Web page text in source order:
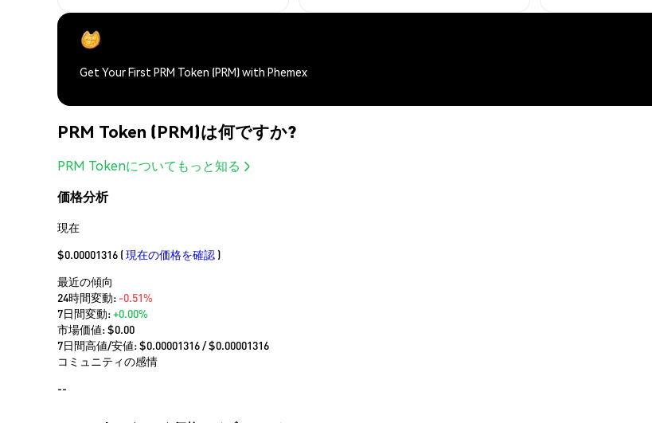
Get Your First PRM Token (PRM) with Phemex
PRM Token (PRM)は何ですか?
PRM Tokenについてもっと知る
価格分析
現在
$0.00001316 (現在の価格を確認 )
最近の傾向
24時間変動: -0.51%
7日間変動:+0.00%
市場価値:$0.00
7日間高値/安値: $0.00001316/ $0.00001316
コミュニティの感情
--